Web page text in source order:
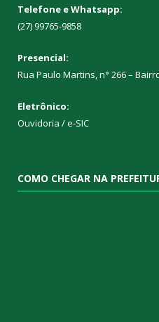
Telefone e Whatsapp:
(27) 99765-9858
Presencial:
Rua Paulo Martins, n° 266 –
Eletrônico:
Ouvidoria /e-SIC
COMO CHEGAR NA